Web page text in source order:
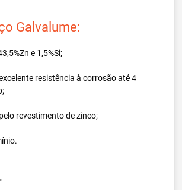
Galvalume:
e 1,5%Si;
resistência à corrosão até 4
revestimento de zinco;